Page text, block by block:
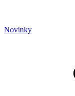
Novinky